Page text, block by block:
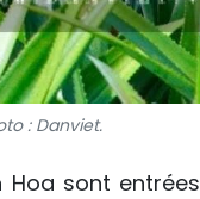
: Danviet.
Hoa sont entrées